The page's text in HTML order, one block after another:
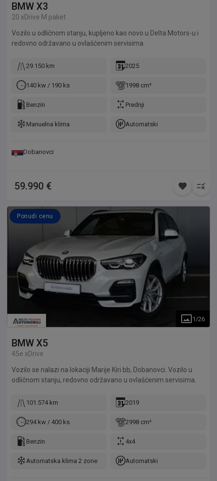
BMW X3
20 xDrive M paket
Vozilo u odličnom stanju, kupljeno kao novo u Delta Motors-u i
redovno održavano u ovlašćenim servisima.
29.150 km 2025
140 kw / 190 ks 1998 cm³
Benzin Prednji
Manuelna klima Automatski
Dobanovci
59.990 €
Ponudi cenu
1 /26
BMW X5
45e xDrive
Vozilo se nalazi na lokaciji Marije Kiri bb, Dobanovci. Vozilo u
odličnom stanju, redovno održavano u ovlašćenim servisima.
101.574 km 2019
294 kw / 400 ks 2998 cm³
Benzin 4x4
Automatska klima 2 zone Automatski